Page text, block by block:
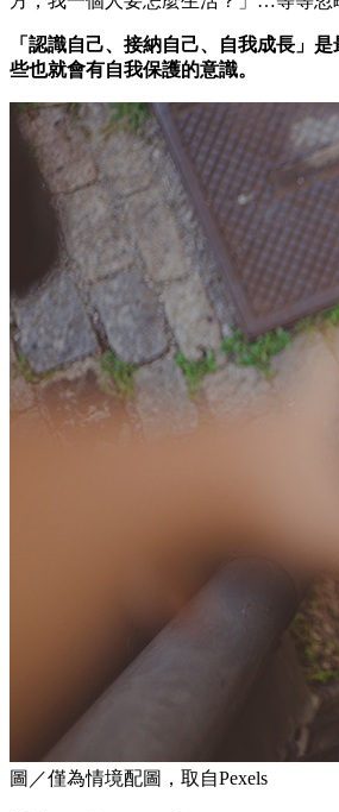
「認識自己、接納自己、自我成長」
些也就會有自我保護的意識。
圖／僅為情境配圖，取自Pexels